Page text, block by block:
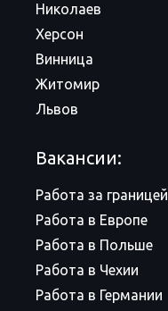
Николаев
Херсон
Винница
Житомир
Львов
Вакансии:
Работа за границей
Работа в Европе
Работа в Польше
Работа в Чехии
Работа в Германии